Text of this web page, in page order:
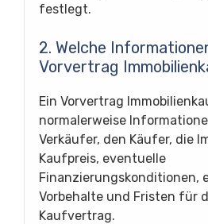
festlegt.
2. Welche
Vorvertrag
Ein Vorvertrag
normalerweise
Verkäufer, den Käufer, die
Kaufpreis, eventuelle
Finanzierungskonditionen,
Vorbehalte und Fristen für
Kaufvertrag.